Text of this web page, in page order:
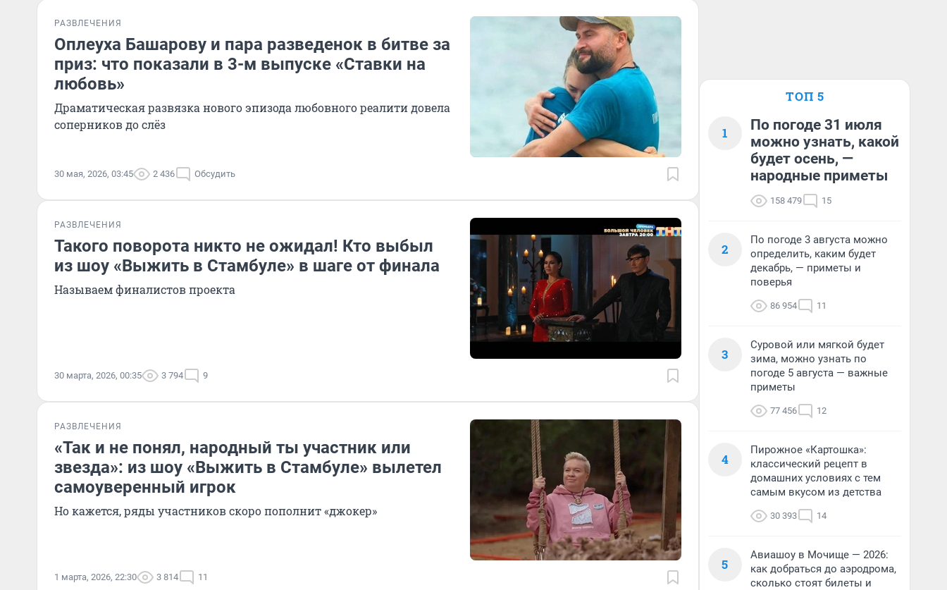
РАЗВЛЕЧЕНИЯ
Оплеуха Башарову и пара разведенок в битве за
приз: что показали в 3-м выпуске «Ставки на
любовь»
Драматическая развязка нового эпизода любовного реалити довела
соперников до слёз
30 мая, 2026, 03:45 2 436 Обсудить
РАЗВЛЕЧЕНИЯ
Такого поворота никто не ожидал! Кто выбыл
из шоу «Выжить в Стамбуле» в шаге от финала
Называем финалистов проекта
30 марта, 2026, 00:35 3 794 9
РАЗВЛЕЧЕНИЯ
«Так и не понял, народный ты участник или
звезда»: из шоу «Выжить в Стамбуле» вылетел
самоуверенный игрок
Но кажется, ряды участников скоро пополнит «джокер»
1 марта, 2026, 22:30 3 814 11
ТОП 5
1
По погоде 31 июля
можно узнать, какой
будет осень, —
народные приметы
158 479 15
2
По погоде 3 августа можно
определить, каким будет
декабрь, — приметы и
поверья
86 954 11
3
Суровой или мягкой будет
зима, можно узнать по
погоде 5 августа — важные
приметы
77 456 12
4
Пирожное «Картошка»:
классический рецепт в
домашних условиях с тем
самым вкусом из детства
30 393 14
5
Авиашоу в Мочище — 2026:
как добраться до аэродрома,
сколько стоят билеты и